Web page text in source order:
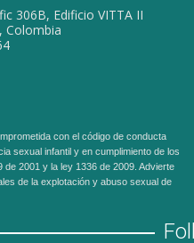
306B, Edificio VITTA II
Colombia
con el código de conducta
sexual infantil y en cumplimiento de los
2001 y la ley 1336 de 2009. Advierte
de la explotación y abuso sexual de